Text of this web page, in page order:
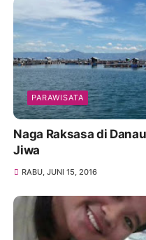
PARAWISATA
Naga Raksasa di
Jiwa
RABU, JUNI 15, 2016